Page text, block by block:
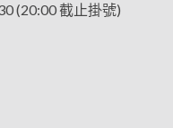
(20:00 截止掛號)